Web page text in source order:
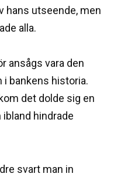
hans utseende, men
alla.
ansågs vara den
bankens historia.
det dolde sig en
hindrade
svart man in